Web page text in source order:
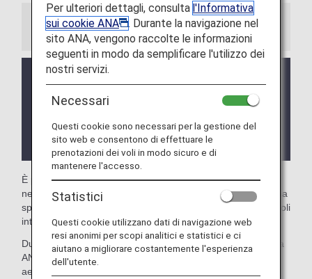
Informazioni
I servizi e gli orari di apertura della lounge di terze
condizioni d'ingresso alla lounge a seconda del
paese o dello stato che la ospita.
È possibile utilizzare lalounge Plaza Premium
nell'aeroporto internazionale di Phnom Penh. Questa pagina
spiega i criteri di accesso alle lounge quando si utilizzano voli
internazionali operati da ANA.
Durante i trasferimenti da un volo internazionale operato da
ANA a un volo nazionale operato da un'altra compagnia
aerea in un aeroporto al di fuori del Giappone, i criteri di
Per ulteriori dettagli, consulta l'Informativa
sui cookie ANA
. Durante la navigazione nel
sito ANA, vengono raccolte le informazioni
seguenti in modo da semplificare l'utilizzo dei
nostri servizi.
Necessari
Questi cookie sono necessari per la gestione del
sito web e consentono di effettuare le
prenotazioni dei voli in modo sicuro e di
mantenere l'accesso.
Statistici
Questi cookie utilizzano dati di navigazione web
resi anonimi per scopi analitici e statistici e ci
aiutano a migliorare costantemente l'esperienza
dell'utente.